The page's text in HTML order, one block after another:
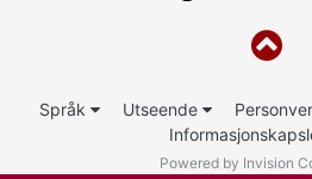
Språk Utseende
Powered by Invision